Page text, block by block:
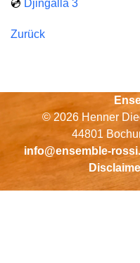
💿 Djingalla 3
Zurück
© 2026 Henner
44801
info@ensemble-